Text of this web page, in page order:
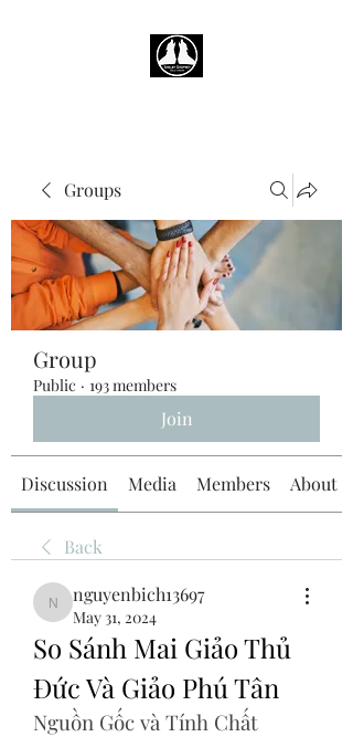
Groups
Group
Public · 193 members
Join
Discussion Media Members About
Back
nguyenbich13697
nguyenbich13697
May 31, 2024
So Sánh Mai Giảo Thủ
Đức Và Giảo Phú Tân
Nguồn Gốc và Tính Chất